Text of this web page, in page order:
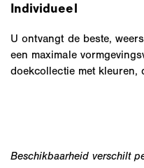
Individueel
U ontvangt de beste,
een maximale
doekcollectie met kleuren,